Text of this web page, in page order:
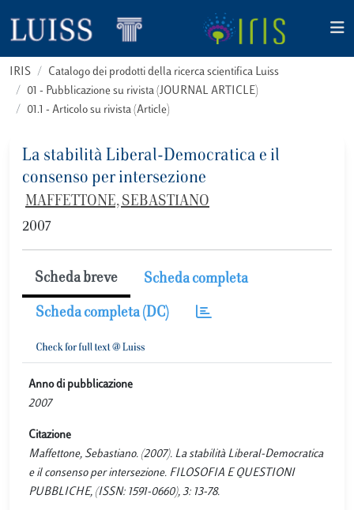
IRIS
Catalogo dei prodotti della ricerca scientifica Luiss
01 - Pubblicazione su rivista (JOURNAL ARTICLE)
01.1 - Articolo su rivista (Article)
La stabilità Liberal-Democratica e il
consenso per intersezione
MAFFETTONE, SEBASTIANO
2007
Scheda breve Scheda completa
Scheda completa (DC)
Anno di pubblicazione
2007
Citazione
Maffettone, Sebastiano. (2007). La stabilità Liberal-Democratica
e il consenso per intersezione. FILOSOFIA E QUESTIONI
PUBBLICHE, (ISSN: 1591-0660), 3: 13-78.